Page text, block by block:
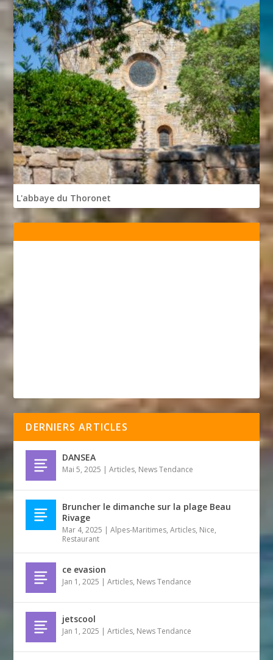
L'abbaye du Thoronet
DERNIERS ARTICLES
DANSEA
Mai 5, 2025 |Articles, News Tendance
Bruncher le dimanche sur la plage Beau
Rivage
Mar 4, 2025 |Alpes-Maritimes,Articles, Nice,
Restaurant
ce evasion
Jan 1, 2025 |Articles, News Tendance
jetscool
Jan 1, 2025 |Articles, News Tendance